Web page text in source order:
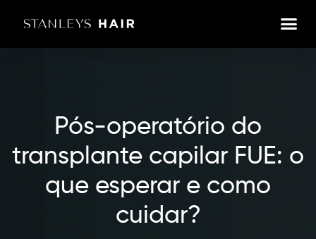
Pós-operatório do
transplante capilar FUE: o
que esperar e como
cuidar?